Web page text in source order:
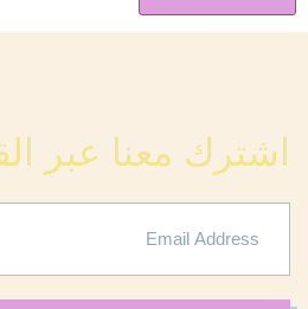
اشترك معنا عبر